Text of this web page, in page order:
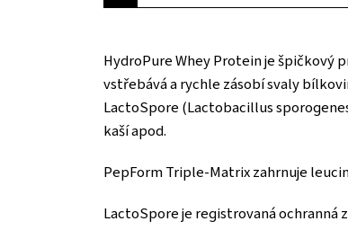
HydroPure Whey Protein je špičkový
vstřebává a rychle zásobí svaly
LactoSpore (Lactobacillus
kaší apod.
PepForm Triple-Matrix zahrnuje
LactoSpore je registrovaná ochranná